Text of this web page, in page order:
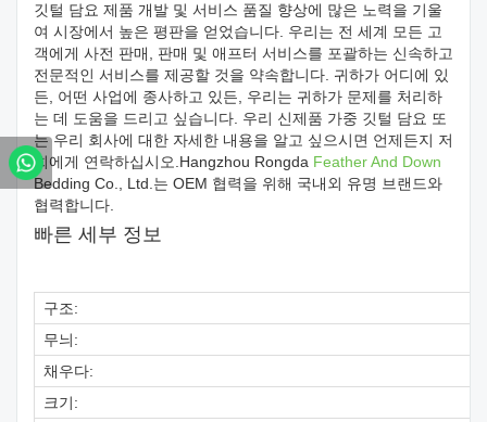
깃털 담요 제품 개발 및 서비스 품질 향상에 많은 노력을 기울
여 시장에서 높은 평판을 얻었습니다. 우리는 전 세계 모든 고
객에게 사전 판매, 판매 및 애프터 서비스를 포괄하는 신속하고
전문적인 서비스를 제공할 것을 약속합니다. 귀하가 어디에 있
든, 어떤 사업에 종사하고 있든, 우리는 귀하가 문제를 처리하
는 데 도움을 드리고 싶습니다. 우리 신제품 가중 깃털 담요 또
는 우리 회사에 대한 자세한 내용을 알고 싶으시면 언제든지 저
희에게 연락하십시오.Hangzhou Rongda Feather And Down
Bedding Co., Ltd.는 OEM 협력을 위해 국내외 유명 브랜드와
협력합니다.
빠른 세부 정보
구조:
무늬:
채우다:
크기: